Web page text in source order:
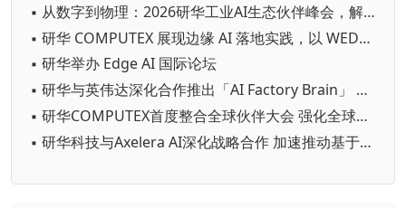
▪ 从数字到物理：2026研华工业AI生态伙伴峰会，解码产业规模化落地之道
▪ 研华 COMPUTEX 展现边缘 AI 落地实践，以 WEDA 串联 AI Agent 加速跨行业应用
▪ 研华举办 Edge AI 国际论坛
▪ 研华与英伟达深化合作推出「AI Factory Brain」 以Agentic AI串联全厂智慧决策
▪ 研华COMPUTEX首度整合全球伙伴大会 强化全球边缘 AI 生态系统联结
▪ 研华科技与Axelera AI深化战略合作 加速推动基于Europa平台的边缘AI创新